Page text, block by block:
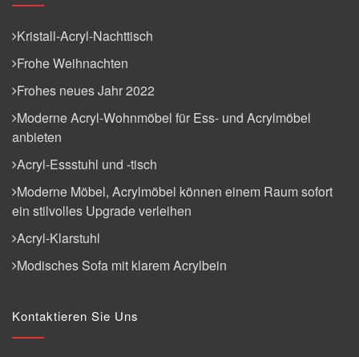
Kristall-Acryl-Nachttisch
Frohe Weihnachten
Frohes neues Jahr 2022
Moderne Acryl-Wohnmöbel für Ess- und Acrylmöbel
anbieten
Acryl-Essstuhl und -tisch
Moderne Möbel, Acrylmöbel können einem Raum sofort
ein stilvolles Upgrade verleihen
Acryl-Klarstuhl
Modisches Sofa mit klarem Acrylbein
Kontaktieren Sie Uns